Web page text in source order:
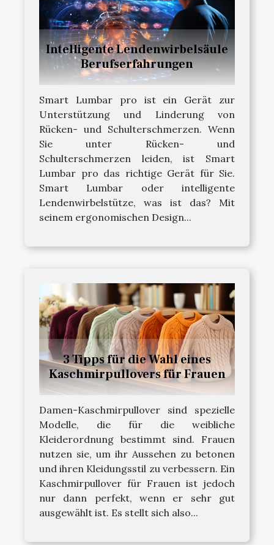
Intelligente Lendenwirbelsäule
Berufserfahrungen
Smart Lumbar pro ist ein Gerät zur
Unterstützung und Linderung von
Rücken- und Schulterschmerzen. Wenn
Sie unter Rücken- und
Schulterschmerzen leiden, ist Smart
Lumbar pro das richtige Gerät für Sie.
Smart Lumbar oder intelligente
Lendenwirbelstütze, was ist das? Mit
seinem ergonomischen Design...
3 Tipps für die Wahl eines
Kaschmirpullovers für Frauen
Damen-Kaschmirpullover sind spezielle
Modelle, die für die weibliche
Kleiderordnung bestimmt sind. Frauen
nutzen sie, um ihr Aussehen zu betonen
und ihren Kleidungsstil zu verbessern. Ein
Kaschmirpullover für Frauen ist jedoch
nur dann perfekt, wenn er sehr gut
ausgewählt ist. Es stellt sich also...